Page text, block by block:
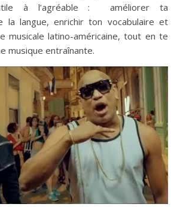
à l’agréable : améliorer ta
la langue, enrichir ton vocabulaire et
musicale latino-américaine, tout en te
musique entraînante.